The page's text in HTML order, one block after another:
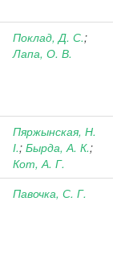
Поклад, Д. С.;
Лапа, О. В.
Пяржынская, Н.
І.; Бырда, А. К.;
Кот, А. Г.
Павочка, С. Г.